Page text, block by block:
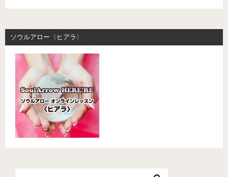
ソウルアロー〈ヒアラ〉